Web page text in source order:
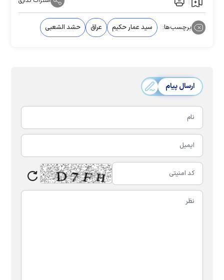
برچسب‌ها: سید عمار حکیم عراق حشد الشعبی
ارسال پیام